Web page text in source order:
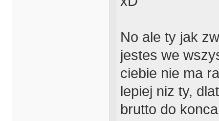
No ale ty jak
jestes we
ciebie nie ma
lepiej niz ty,
brutto do